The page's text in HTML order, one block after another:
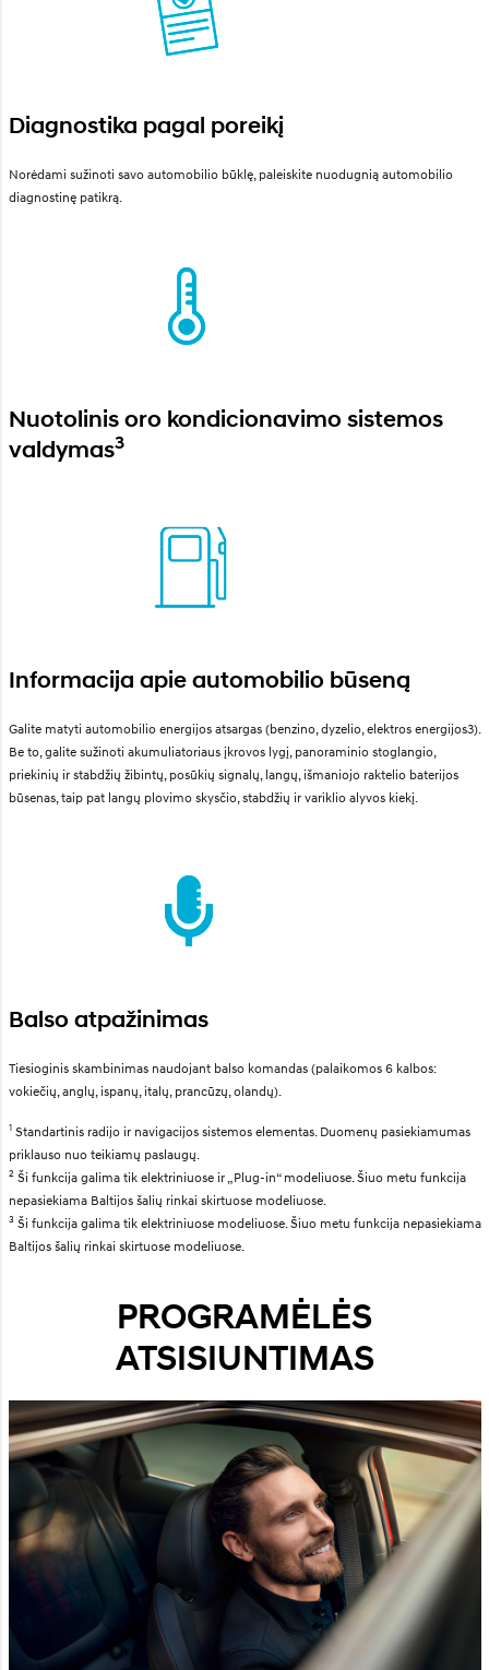
Diagnostika pagal poreikį
Norėdami sužinoti savo automobilio būklę, paleiskite nuodugnią automobilio
diagnostinę patikrą.
Nuotolinis oro kondicionavimo sistemos
valdymas3
Informacija apie automobilio būseną
Galite matyti automobilio energijos atsargas (benzino, dyzelio, elektros energijos3).
Be to, galite sužinoti akumuliatoriaus įkrovos lygį, panoraminio stoglangio,
priekinių ir stabdžių žibintų, posūkių signalų, langų, išmaniojo raktelio baterijos
būsenas, taip pat langų plovimo skysčio, stabdžių ir variklio alyvos kiekį.
Balso atpažinimas
Tiesioginis skambinimas naudojant balso komandas (palaikomos 6 kalbos:
vokiečių, anglų, ispanų, italų, prancūzų, olandų).
1Standartinis radijo ir navigacijos sistemos elementas. Duomenų pasiekiamumas
priklauso nuo teikiamų paslaugų.
2Ši funkcija galima tik elektriniuose ir „Plug-in“ modeliuose. Šiuo metu funkcija
nepasiekiama Baltijos šalių rinkai skirtuose modeliuose.
3Ši funkcija galima tik elektriniuose modeliuose. Šiuo metu funkcija nepasiekiama
Baltijos šalių rinkai skirtuose modeliuose.
PROGRAMĖLĖS
ATSISIUNTIMAS